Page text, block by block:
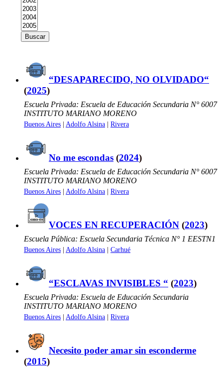
“DESAPARECIDO, NO OLVIDADO“
(2025)
Escuela Privada: Escuela de Educación Secundaria N° 6007
INSTITUTO MARIANO MORENO
Buenos Aires | Adolfo Alsina | Rivera
No me escondas (2024)
Escuela Privada: Escuela de Educación Secundaria N° 6007
INSTITUTO MARIANO MORENO
Buenos Aires | Adolfo Alsina | Rivera
VOCES EN RECUPERACIÓN (2023)
Escuela Pública: Escuela Secundaria Técnica N° 1 EESTN1
Buenos Aires | Adolfo Alsina | Carhué
“ESCLAVAS INVISIBLES “ (2023)
Escuela Privada: Escuela de Educación Secundaria
INSTITUTO MARIANO MORENO
Buenos Aires | Adolfo Alsina | Rivera
Necesito poder amar sin esconderme
(2015)